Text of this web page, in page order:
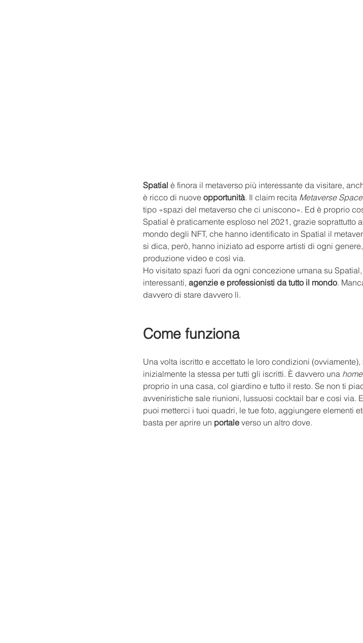
Spatial è finora il metaverso più interessante da visitare,
è ricco di nuove opportunità. Il claim recita Metaverse
tipo «spazi del metaverso che ci uniscono». Ed è proprio
Spatial è praticamente esploso nel 2021, grazie soprattutto
mondo degli NFT, che hanno identificato in Spatial il
si dica, però, hanno iniziato ad esporre artisti di ogni
produzione video e così via.
Ho visitato spazi fuori da ogni concezione umana su
interessanti, agenzie e professionisti da tutto il mondo.
davvero di stare davvero lì.
Come funziona
Una volta iscritto e accettato le loro condizioni
inizialmente la stessa per tutti gli iscritti. È davvero una home
proprio in una casa, col giardino e tutto il resto. Se non ti
avveniristiche sale riunioni, lussuosi cocktail bar e così via.
puoi metterci i tuoi quadri, le tue foto, aggiungere elementi
basta per aprire un portale verso un altro dove.